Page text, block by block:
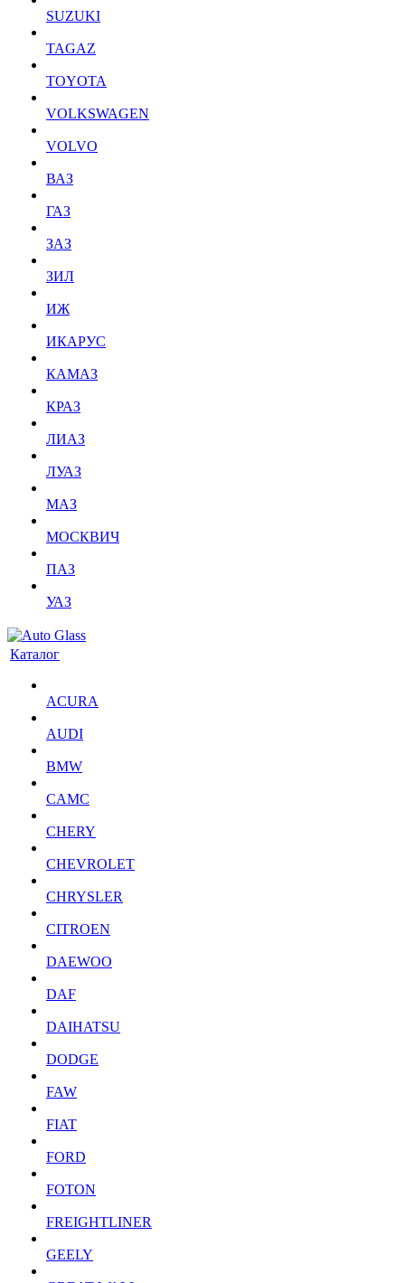
SUZUKI
TAGAZ
TOYOTA
VOLKSWAGEN
VOLVO
ВАЗ
ГАЗ
ЗАЗ
ЗИЛ
ИЖ
ИКАРУС
КАМАЗ
КРАЗ
ЛИАЗ
ЛУАЗ
МАЗ
МОСКВИЧ
ПАЗ
УАЗ
Каталог
ACURA
AUDI
BMW
CAMC
CHERY
CHEVROLET
CHRYSLER
CITROEN
DAEWOO
DAF
DAIHATSU
DODGE
FAW
FIAT
FORD
FOTON
FREIGHTLINER
GEELY